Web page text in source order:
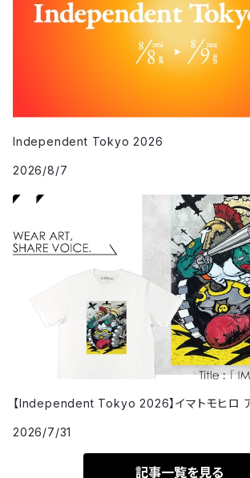
Independent Tokyo 2026
2026/8/7
【Independent Tokyo 2026】イマトモヒロ
2026/7/31
記事一覧を見る